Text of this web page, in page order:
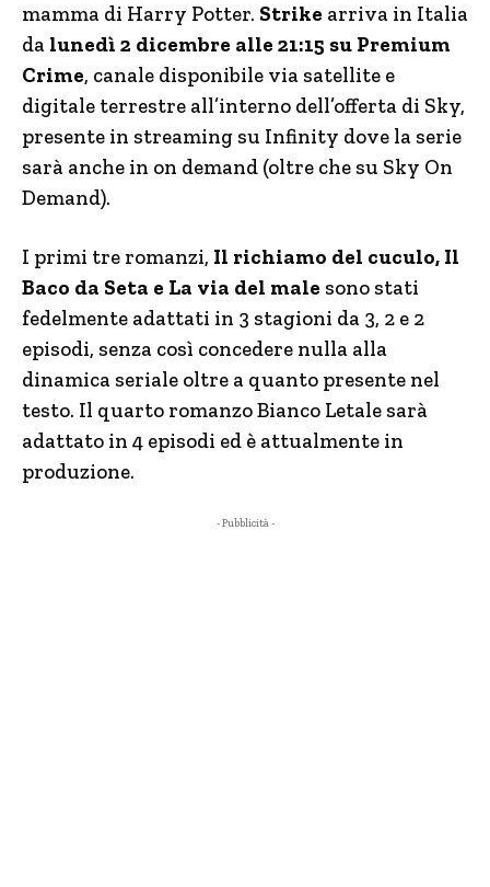
mamma di Harry Potter. Strike arriva in Italia
da lunedì 2 dicembre alle 21:15 su Premium
Crime, canale disponibile via satellite e
digitale terrestre all’interno dell’offerta di Sky,
presente in streaming su Infinity dove la serie
sarà anche in on demand (oltre che su Sky On
Demand).
I primi tre romanzi, Il richiamo del cuculo, Il
Baco da Seta e La via del male sono stati
fedelmente adattati in 3 stagioni da 3, 2 e 2
episodi, senza così concedere nulla alla
dinamica seriale oltre a quanto presente nel
testo. Il quarto romanzo Bianco Letale sarà
adattato in 4 episodi ed è attualmente in
produzione.
- Pubblicità -